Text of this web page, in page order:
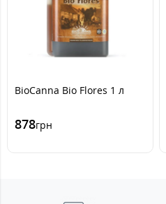
BioCanna Bio Flores 1 л
878грн